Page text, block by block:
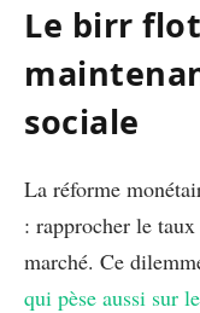
Le birr
sociale
La réforme
: rapprocher le
marché. Ce
qui pèse aussi sur